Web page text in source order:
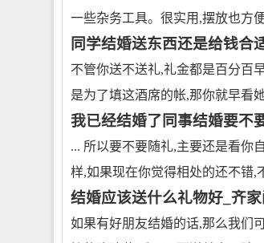
一些杂务工具。很实用,摆放也方
同学结婚送东西还是给钱合
不管你送不送礼,礼金都是百分百
是为了填这酒席的帐,那你就早看她
我已经结婚了同事结婚要不
... 所以要不要随礼,主要还是看你
样,如果现在你觉得相处的还不错,
结婚应该送什么礼物好_齐家
如果有好朋友结婚的话,那么我们